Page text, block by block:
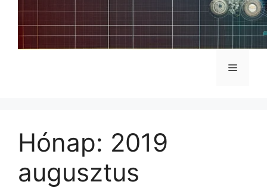
Menü
Hónap: 2019
augusztus